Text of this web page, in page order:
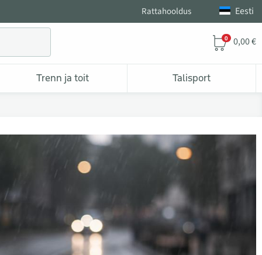
Rattahooldus Eesti
0 0,00 €
Trenn ja toit Talisport